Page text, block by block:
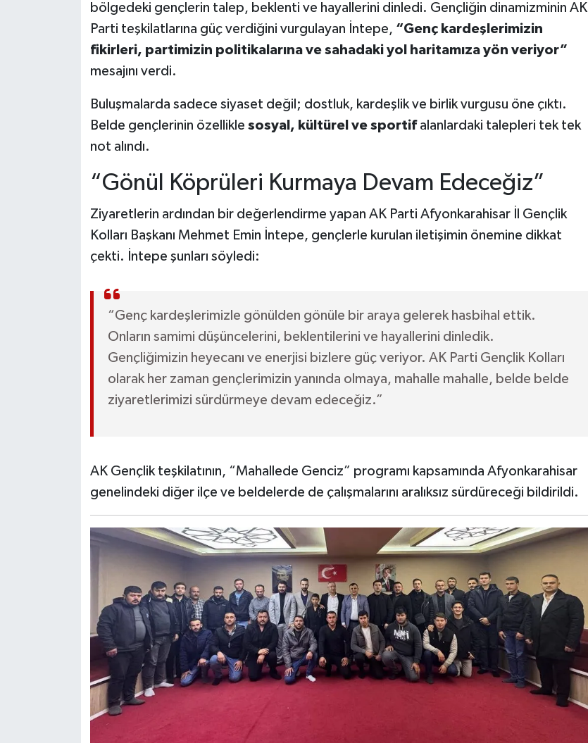
bölgedeki gençlerin talep, beklenti ve hayallerini dinledi. Gençliğin dinamizminin AK
Parti teşkilatlarına güç verdiğini vurgulayan İntepe, “Genç kardeşlerimizin
fikirleri, partimizin politikalarına ve sahadaki yol haritamıza yön veriyor”
mesajını verdi.
Buluşmalarda sadece siyaset değil; dostluk, kardeşlik ve birlik vurgusu öne çıktı.
Belde gençlerinin özellikle sosyal, kültürel ve sportifalanlardaki talepleri tek tek
not alındı.
“Gönül Köprüleri Kurmaya Devam Edeceğiz”
Ziyaretlerin ardından bir değerlendirme yapan AK Parti Afyonkarahisar İl Gençlik
Kolları Başkanı Mehmet Emin İntepe, gençlerle kurulan iletişimin önemine dikkat
çekti. İntepe şunları söyledi:
“Genç kardeşlerimizle gönülden gönüle bir araya gelerek hasbihal ettik.
Onların samimi düşüncelerini, beklentilerini ve hayallerini dinledik.
Gençliğimizin heyecanı ve enerjisi bizlere güç veriyor. AK Parti Gençlik Kolları
olarak her zaman gençlerimizin yanında olmaya, mahalle mahalle, belde belde
ziyaretlerimizi sürdürmeye devam edeceğiz.”
AK Gençlik teşkilatının, “Mahallede Genciz” programı kapsamında Afyonkarahisar
genelindeki diğer ilçe ve beldelerde de çalışmalarını aralıksız sürdüreceği bildirildi.